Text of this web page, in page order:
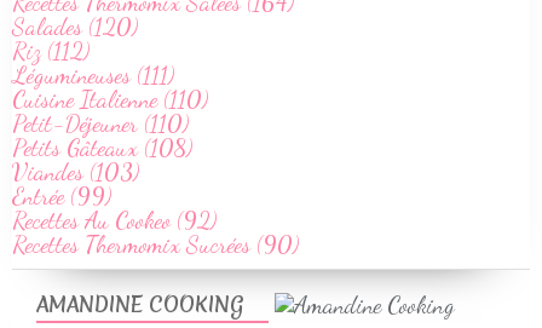
AMANDINE COOKING
Salades (120)
Riz (112)
Légumineuses (111)
Cuisine Italienne (110)
Petit-Déjeuner (110)
Petits Gâteaux (108)
Viandes (103)
Entrée (99)
Recettes Au Cookeo (92)
Recettes Thermomix Sucrées (90)